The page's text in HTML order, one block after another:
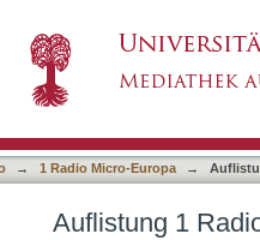
→ 1 Radio Micro-Europa →
Auflistung 1